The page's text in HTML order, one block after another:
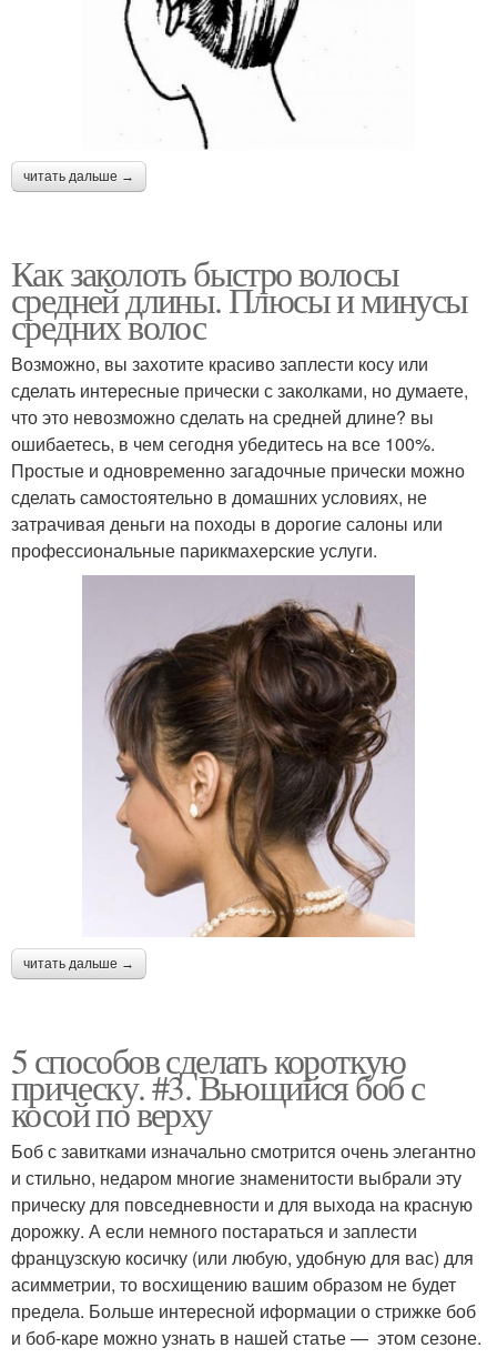
читать дальше →
Как заколоть быстро волосы
средней длины. Плюсы и минусы
средних волос
Возможно, вы захотите красиво заплести косу или
сделать интересные прически с заколками, но думаете,
что это невозможно сделать на средней длине? вы
ошибаетесь, в чем сегодня убедитесь на все 100%.
Простые и одновременно загадочные прически можно
сделать самостоятельно в домашних условиях, не
затрачивая деньги на походы в дорогие салоны или
профессиональные парикмахерские услуги.
читать дальше →
5 способов сделать короткую
прическу. #3. Вьющийся боб с
косой по верху
Боб с завитками изначально смотрится очень элегантно
и стильно, недаром многие знаменитости выбрали эту
прическу для повседневности и для выхода на красную
дорожку. А если немного постараться и заплести
французскую косичку (или любую, удобную для вас) для
асимметрии, то восхищению вашим образом не будет
предела. Больше интересной иформации о стрижке боб
и боб-каре можно узнать в нашей статье — этом сезоне.